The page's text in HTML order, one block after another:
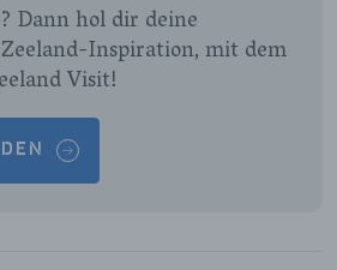
Dann hol dir deine
Inspiration, mit dem
Visit!